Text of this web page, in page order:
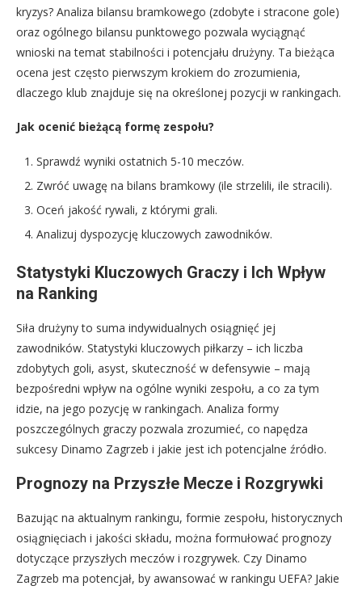
kryzys? Analiza bilansu bramkowego (zdobyte i stracone gole)
oraz ogólnego bilansu punktowego pozwala wyciągnąć
wnioski na temat stabilności i potencjału drużyny. Ta bieżąca
ocena jest często pierwszym krokiem do zrozumienia,
dlaczego klub znajduje się na określonej pozycji w rankingach.
Jak ocenić bieżącą formę zespołu?
Sprawdź wyniki ostatnich 5-10 meczów.
Zwróć uwagę na bilans bramkowy (ile strzelili, ile stracili).
Oceń jakość rywali, z którymi grali.
Analizuj dyspozycję kluczowych zawodników.
Statystyki Kluczowych Graczy i Ich Wpływ
na Ranking
Siła drużyny to suma indywidualnych osiągnięć jej
zawodników. Statystyki kluczowych piłkarzy – ich liczba
zdobytych goli, asyst, skuteczność w defensywie – mają
bezpośredni wpływ na ogólne wyniki zespołu, a co za tym
idzie, na jego pozycję w rankingach. Analiza formy
poszczególnych graczy pozwala zrozumieć, co napędza
sukcesy Dinamo Zagrzeb i jakie jest ich potencjalne źródło.
Prognozy na Przyszłe Mecze i Rozgrywki
Bazując na aktualnym rankingu, formie zespołu, historycznych
osiągnięciach i jakości składu, można formułować prognozy
dotyczące przyszłych meczów i rozgrywek. Czy Dinamo
Zagrzeb ma potencjał, by awansować w rankingu UEFA? Jakie